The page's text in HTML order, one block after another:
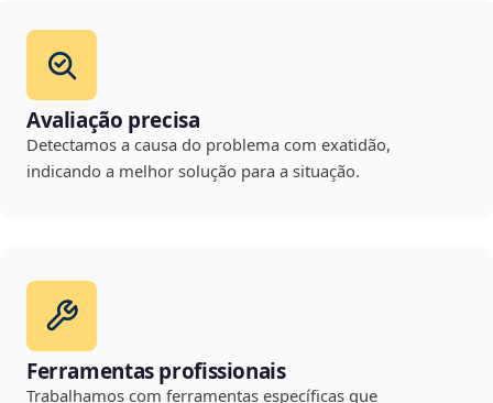
Avaliação precisa
Detectamos a causa do problema com exatidão,
indicando a melhor solução para a situação.
Ferramentas profissionais
Trabalhamos com ferramentas específicas que